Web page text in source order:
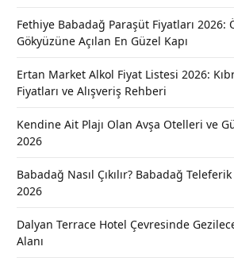
Fethiye Babadağ Paraşüt Fiyatları 2026:
Gökyüzüne Açılan En Güzel Kapı
Ertan Market Alkol Fiyat Listesi 2026:
Fiyatları ve Alışveriş Rehberi
Kendine Ait Plajı Olan Avşa Otelleri ve
2026
Babadağ Nasıl Çıkılır? Babadağ
2026
Dalyan Terrace Hotel Çevresinde
Alanı